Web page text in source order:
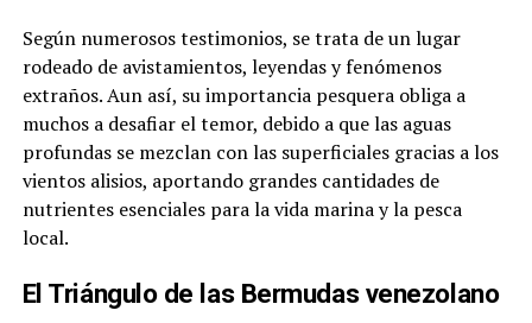
Según numerosos testimonios, se trata de un lugar
rodeado de avistamientos, leyendas y fenómenos
extraños. Aun así, su importancia pesquera obliga a
muchos a desafiar el temor, debido a que las aguas
profundas se mezclan con las superficiales gracias a los
vientos alisios, aportando grandes cantidades de
nutrientes esenciales para la vida marina y la pesca
local.
El Triángulo de las Bermudas venezolano